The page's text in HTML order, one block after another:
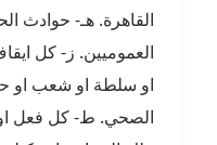
القاهرة. هـ- حوادث
العموميين. ز- كل
او سلطة او شعب او
الصحي. ط- كل فعل